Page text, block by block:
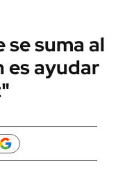
se suma al
es ayudar